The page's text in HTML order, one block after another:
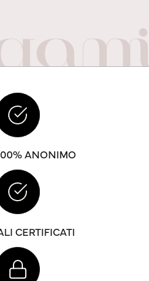
ANONIMO
CERTIFICATI